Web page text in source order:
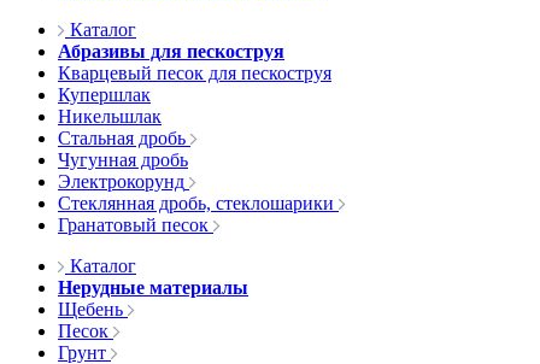
Каталог
Абразивы для пескоструя
Кварцевый песок для пескоструя
Купершлак
Никельшлак
Стальная дробь
Чугунная дробь
Электрокорунд
Стеклянная дробь, стеклошарики
Гранатовый песок
Каталог
Нерудные материалы
Щебень
Песок
Грунт